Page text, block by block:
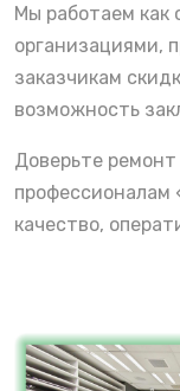
Мы работаем как
организациями,
заказчикам
возможность
Доверьте
профессионалам
качество,